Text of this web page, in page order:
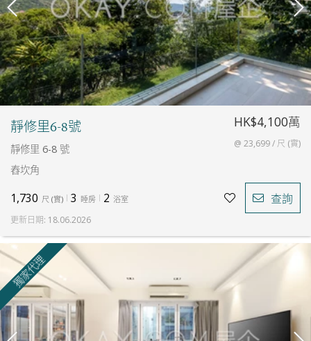
靜修里6-8號
靜修里 6-8 號
舂坎角
HK$4,100萬
@ 23,699 / 尺 (實)
1,730 尺 (實) 3 睡房 2 浴室 查詢
更新日期: 18.06.2026
獨家代理